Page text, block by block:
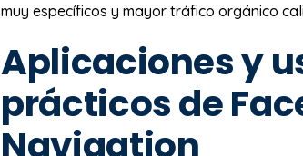
muy específicos y mayor tráfico orgánico
Aplicaciones y
prácticos de
Navigation